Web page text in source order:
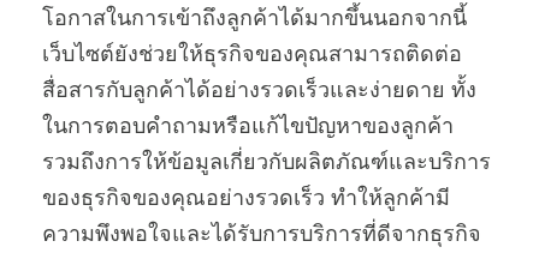
โอกาสในการเข้าถึงลูกค้าได้มากขึ้นนอกจากนี้
เว็บไซต์ยังช่วยให้ธุรกิจของคุณสามารถติดต่อ
สื่อสารกับลูกค้าได้อย่างรวดเร็วและง่ายดาย ทั้ง
ในการตอบคำถามหรือแก้ไขปัญหาของลูกค้า
รวมถึงการให้ข้อมูลเกี่ยวกับผลิตภัณฑ์และบริการ
ของธุรกิจของคุณอย่างรวดเร็ว ทำให้ลูกค้ามี
ความพึงพอใจและได้รับการบริการที่ดีจากธุรกิจ